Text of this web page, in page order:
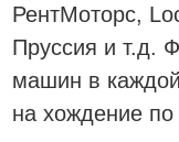
РентМоторс,
Пруссия и т.д.
машин в
на хождение по